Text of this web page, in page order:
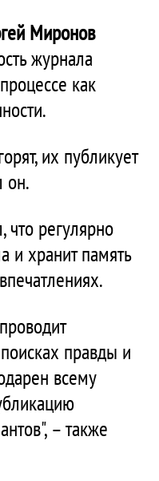
Миронов
журнала
как
их публикует
он.
что регулярно
и хранит память
правды и
всему
– также